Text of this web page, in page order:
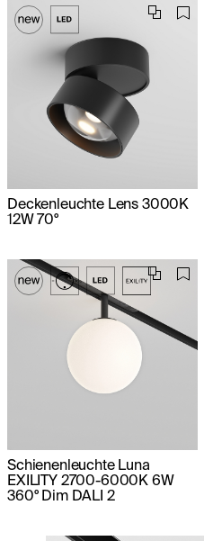
Deckenleuchte Lens 3000K
12W 70°
Schienenleuchte Luna
EXILITY 2700-6000K 6W
360° Dim DALI 2